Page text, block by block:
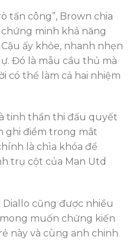
tấn công”, Brown chia
minh khả năng
ấy khỏe, nhanh nhẹn
Đó là mẫu cầu thủ mà
có thể làm cả hai nhiệm
tinh thần thi đấu quyết
ghi điểm trong mắt
là chìa khóa để
trụ cột của Man Utd
cũng được nhiều
muốn chứng kiến
này và cùng anh chinh